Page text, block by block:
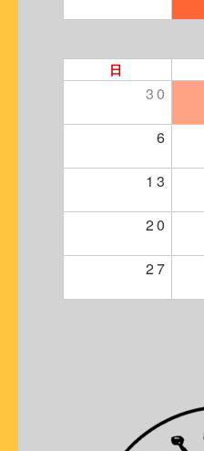
日
30
6
13
20
27